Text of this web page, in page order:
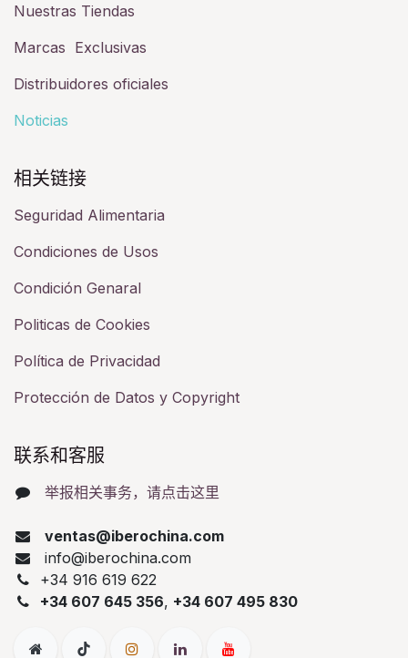
Nuestras Tiendas
Marcas Exclusivas
Distribuidores oficiales
Noticias
相关链接​
Seguridad Alimentaria
Condiciones de Usos
Condición Genaral
Politicas de Cookies
Política de Privacidad
Protección de Datos y Copyright
联系和客服​
举报相关事务，请点击这里
ventas@iberochina.com
info@iberochina.com
+34 916 619 622
+34 607 645 356, +34 607 495 830